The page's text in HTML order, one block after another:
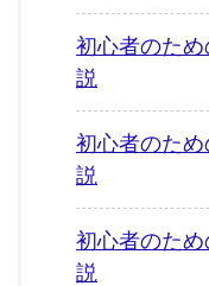
初心者のた
説
初心者のた
説
初心者のた
説